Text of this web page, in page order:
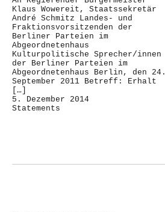
Klaus Wowereit, Staatssekretär
André Schmitz Landes- und
Fraktionsvorsitzenden der
Berliner Parteien im
Abgeordnetenhaus
Kulturpolitische Sprecher/innen
der Berliner Parteien im
Abgeordnetenhaus Berlin, den 24.
September 2011 Betreff: Erhalt
[…]
5. Dezember 2014
Statements